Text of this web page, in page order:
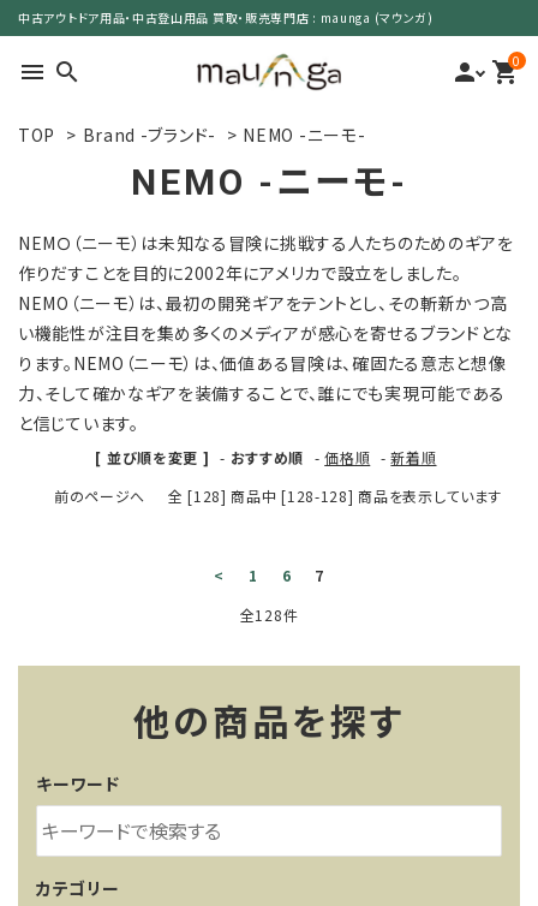
中古アウトドア用品・中古登山用品 買取・販売専門店 : maunga (マウンガ)
menu search person 0
shopping_cart
カテゴリーで選ぶ
サイズで選ぶ
特集で選ぶ
価格で選ぶ
POLICY
INFORMATION
ACCOUNT MENU
meeting_room ログイン
TOP > Brand -ブランド- > NEMO -ニーモ-
NEMO -ニーモ-
NEMＯ（ニーモ）は未知なる冒険に挑戦する人たちのためのギアを
作りだすことを目的に2002年にアメリカで設立をしました。
NEMO（ニーモ）は、最初の開発ギアをテントとし、その斬新かつ高
い機能性が注目を集め多くのメディアが感心を寄せるブランドとな
ります。NEMO（ニーモ）は、価値ある冒険は、確固たる意志と想像
力、そして確かなギアを装備することで、誰にでも実現可能である
と信じています。
[ 並び順を変更 ] - おすすめ順 -価格順 -新着順
前のページへ
全 [128] 商品中 [128-128] 商品を表示しています
< 1 6
7
全128件
他の商品を探す
キーワード
カテゴリー